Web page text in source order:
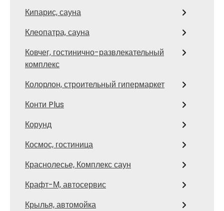
Кипарис, сауна
Клеопатра, сауна
Ковчег, гостинично-развлекательный
комплекс
Колорлон, строительный гипермаркет
Конти Plus
Корунд
Космос, гостиница
Краснолесье, Комплекс саун
Крафт-М, автосервис
Крылья, автомойка